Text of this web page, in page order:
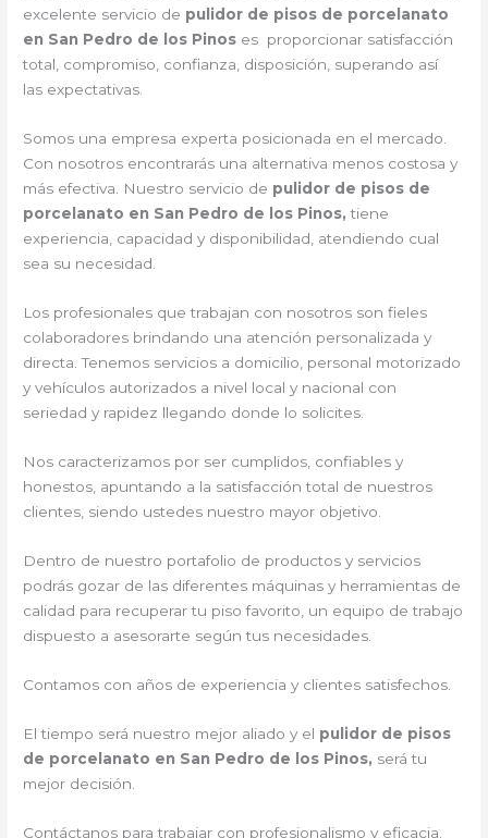
excelente servicio de pulidor de pisos de porcelanato
en San Pedro de los Pinos es proporcionar satisfacción
total, compromiso, confianza, disposición, superando así
las expectativas.
Somos una empresa experta posicionada en el mercado.
Con nosotros encontrarás una alternativa menos costosa y
más efectiva. Nuestro servicio de pulidor de pisos de
porcelanato en San Pedro de los Pinos,tiene
experiencia, capacidad y disponibilidad, atendiendo cual
sea su necesidad.
Los profesionales que trabajan con nosotros son fieles
colaboradores brindando una atención personalizada y
directa. Tenemos servicios a domicilio, personal motorizado
y vehículos autorizados a nivel local y nacional con
seriedad y rapidez llegando donde lo solicites.
Nos caracterizamos por ser cumplidos, confiables y
honestos, apuntando a la satisfacción total de nuestros
clientes, siendo ustedes nuestro mayor objetivo.
Dentro de nuestro portafolio de productos y servicios
podrás gozar de las diferentes máquinas y herramientas de
calidad para recuperar tu piso favorito, un equipo de trabajo
dispuesto a asesorarte según tus necesidades.
Contamos con años de experiencia y clientes satisfechos.
El tiempo será nuestro mejor aliado y el pulidor de pisos
de porcelanato en San Pedro de los Pinos, será tu
mejor decisión.
Contáctanos para trabajar con profesionalismo y eficacia.